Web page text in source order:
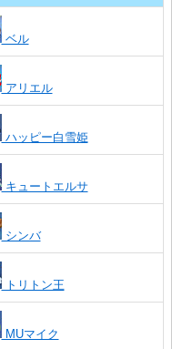
ベル
アリエル
ハッピー白雪姫
キュートエルサ
シンバ
トリトン王
MUマイク